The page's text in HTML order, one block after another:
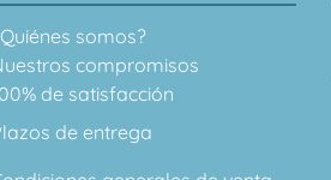
somos?
compromisos
de satisfacción
de entrega